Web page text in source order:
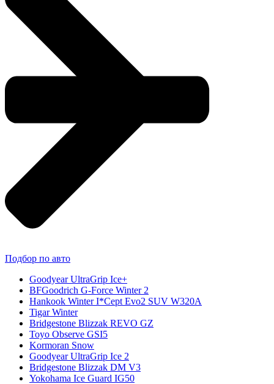
Подбор по авто
Goodyear UltraGrip Ice+
BFGoodrich G-Force Winter 2
Hankook Winter I*Cept Evo2 SUV W320A
Tigar Winter
Bridgestone Blizzak REVO GZ
Toyo Observe GSI5
Kormoran Snow
Goodyear UltraGrip Ice 2
Bridgestone Blizzak DM V3
Yokohama Ice Guard IG50